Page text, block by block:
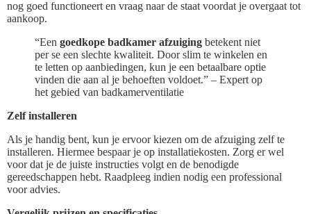
nog goed functioneert en vraag naar de staat voordat je overgaat tot
aankoop.
“Een goedkope badkamer afzuiging betekent niet
per se een slechte kwaliteit. Door slim te winkelen en
te letten op aanbiedingen, kun je een betaalbare optie
vinden die aan al je behoeften voldoet.” – Expert op
het gebied van badkamerventilatie
Zelf installeren
Als je handig bent, kun je ervoor kiezen om de afzuiging zelf te
installeren. Hiermee bespaar je op installatiekosten. Zorg er wel
voor dat je de juiste instructies volgt en de benodigde
gereedschappen hebt. Raadpleeg indien nodig een professional
voor advies.